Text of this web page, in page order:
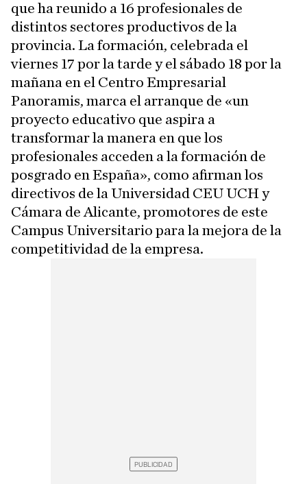
que ha reunido a 16 profesionales de
distintos sectores productivos de la
provincia. La formación, celebrada el
viernes 17 por la tarde y el sábado 18 por la
mañana en el Centro Empresarial
Panoramis, marca el arranque de «un
proyecto educativo que aspira a
transformar la manera en que los
profesionales acceden a la formación de
posgrado en España», como afirman los
directivos de la Universidad CEU UCH y
Cámara de Alicante, promotores de este
Campus Universitario para la mejora de la
competitividad de la empresa.